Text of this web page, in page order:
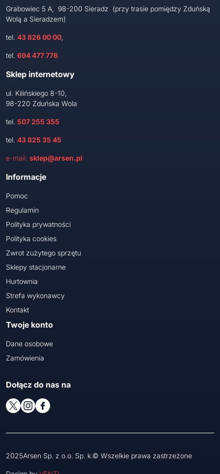
Grabowiec 5 A, 98-200 Sieradz (przy trasie pomiędzy Zduńską
Wolą a Sieradzem)
tel. 43 826 00 00,
tel. 694 477 776
Sklep internetowy
ul. Kilińskiego 8-10,
98-220 Zduńska Wola
tel. 507 255 355
tel. 43 825 35 45
e-mail: sklep@arsen.pl
Informacje
Pomoc
Regulamin
Polityka prywatności
Polityka cookies
Zwrot zużytego sprzętu
Sklepy stacjonarne
Hurtownia
Strefa wykonawcy
Kontakt
Twoje konto
Dane osobowe
Zamówienia
Dołącz do nas na
2025Arsen Sp. z o.o. Sp. k.© Wszelkie prawa zastrzeżone